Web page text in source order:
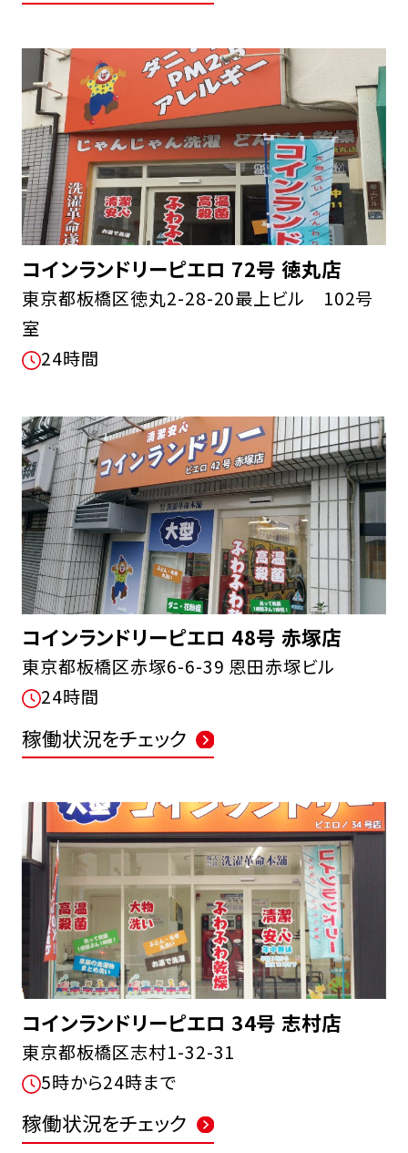
コインランドリーピエロ 72号 徳丸店
東京都板橋区徳丸2-28-20最上ビル 102号
室
24時間
コインランドリーピエロ 48号 赤塚店
東京都板橋区赤塚6-6-39 恩田赤塚ビル
24時間
稼働状況をチェック
コインランドリーピエロ 34号 志村店
東京都板橋区志村1-32-31
5時から24時まで
稼働状況をチェック